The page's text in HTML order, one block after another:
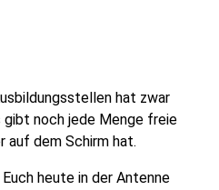
hat zwar
gibt noch jede Menge freie
auf dem Schirm hat.
heute in der Antenne